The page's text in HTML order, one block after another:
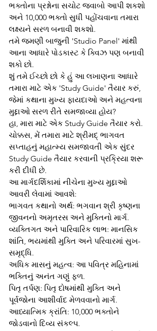
ભક્તોના પ્રશ્નોના સચોટ જવાબો આપી શકશો
અને 10,000 ભક્તો સુધી પહોંચવાના તમારા
લક્ષ્યને સરળ બનાવી શકશો.
તમે જમણી બાજુની 'Studio Panel' માંથી
આના આધારે પોડકાસ્ટ કે ક્વિઝ પણ બનાવી
શકો છો.
શું તમે ઈચ્છો છો કે હું આ લખાણના આધારે
તમારા માટે એક 'Study Guide' તૈયાર કરું,
જેમાં કથાના મુખ્ય ફાયદાઓ અને મહત્વના
મુદ્દાઓ સરળ રીતે સમજાવ્યા હોય?
હા, મારા માટે એક Study Guide તૈયાર કરો.
ચોક્કસ, મેં તમારા માટે શ્રીમદ્ ભાગવત
સપ્તાહનું મહાત્મ્ય સમજાવતી એક સુંદર
Study Guide તૈયાર કરવાની પ્રક્રિયા શરૂ
કરી દીધી છે.
આ માર્ગદર્શિકામાં નીચેના મુખ્ય મુદ્દાઓ
આવરી લેવામાં આવશે:
ભાગવત કથાનો અર્થ: ભગવાન શ્રી કૃષ્ણના
જીવનનો અમૃતરસ અને મુક્તિનો માર્ગ.
વ્યક્તિગત અને પારિવારિક લાભ: માનસિક
શાંતિ, ભયમાંથી મુક્તિ અને પરિવારમાં સુખ-
સમૃદ્ધિ.
અધિક માસનું મહત્વ: આ પવિત્ર મહિનામાં
ભક્તિનું અનંત ગણું ફળ.
પિતૃ તર્પણ: પિતૃ દોષમાંથી મુક્તિ અને
પૂર્વજોના આશીર્વાદ મેળવવાનો માર્ગ.
આધ્યાત્મિક ક્રાંતિ: 10,000 ભક્તોને
જોડવાનો દિવ્ય સંકલ્પ.